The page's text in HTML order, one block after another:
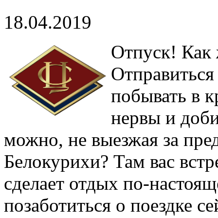
18.04.2019
Отпуск! Как
побывать в
нервы и
можно, не выезжая за
Белокурихи? Там вас
сделает отдых по-
позаботиться о поездке